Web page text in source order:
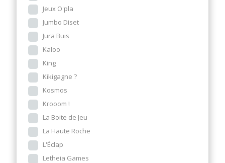
Jeux O'pla
Jumbo Diset
Jura Buis
Kaloo
King
Kikigagne ?
Kosmos
Krooom !
La Boite de Jeu
La Haute Roche
L'Éclap
Letheia Games